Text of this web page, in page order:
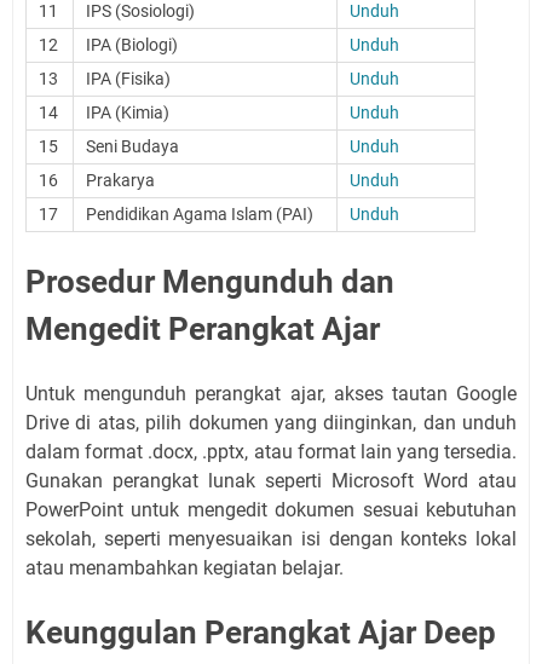
11
IPS (Sosiologi)
Unduh
12
IPA (Biologi)
Unduh
13
IPA (Fisika)
Unduh
14
IPA (Kimia)
Unduh
15
Seni Budaya
Unduh
16
Prakarya
Unduh
17
Pendidikan Agama Islam (PAI) Unduh
Prosedur Mengunduh dan
Mengedit Perangkat Ajar
Untuk mengunduh perangkat ajar, akses tautan Google
Drive di atas, pilih dokumen yang diinginkan, dan unduh
dalam format .docx, .pptx, atau format lain yang tersedia.
Gunakan perangkat lunak seperti Microsoft Word atau
PowerPoint untuk mengedit dokumen sesuai kebutuhan
sekolah, seperti menyesuaikan isi dengan konteks lokal
atau menambahkan kegiatan belajar.
Keunggulan Perangkat Ajar Deep